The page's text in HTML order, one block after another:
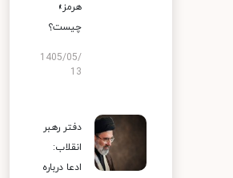
هرمز»
چیست؟
1405/05/
13
دفتر رهبر
انقلاب:
ادعا درباره